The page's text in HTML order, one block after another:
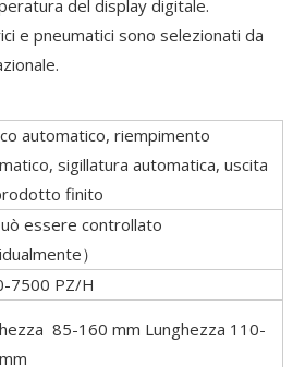
del display digitale.
e pneumatici sono selezionati da
automatico, riempimento
sigillatura automatica, uscita
finito
essere controllato
）
7500 PZ/H
85-160 mm Lunghezza 110-